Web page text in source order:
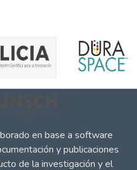
en base a software
y publicaciones
de la investigación y el